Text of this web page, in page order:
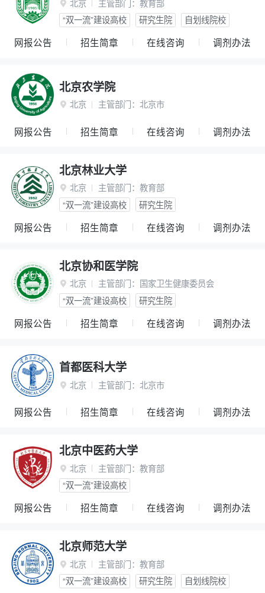
 北京 主管部门： 教育部
“双一流”建设高校
研究生院 自划线院校
网报公告 招生简章 在线咨询 调剂办法
北京农学院
 北京 主管部门： 北京市
网报公告 招生简章 在线咨询 调剂办法
北京林业大学
 北京 主管部门： 教育部
“双一流”建设高校
研究生院
网报公告 招生简章 在线咨询 调剂办法
北京协和医学院
 北京 主管部门： 国家卫生健康委员会
“双一流”建设高校
研究生院
网报公告 招生简章 在线咨询 调剂办法
首都医科大学
 北京 主管部门： 北京市
网报公告 招生简章 在线咨询 调剂办法
北京中医药大学
 北京 主管部门： 教育部
“双一流”建设高校
网报公告 招生简章 在线咨询 调剂办法
北京师范大学
 北京 主管部门： 教育部
“双一流”建设高校
研究生院 自划线院校